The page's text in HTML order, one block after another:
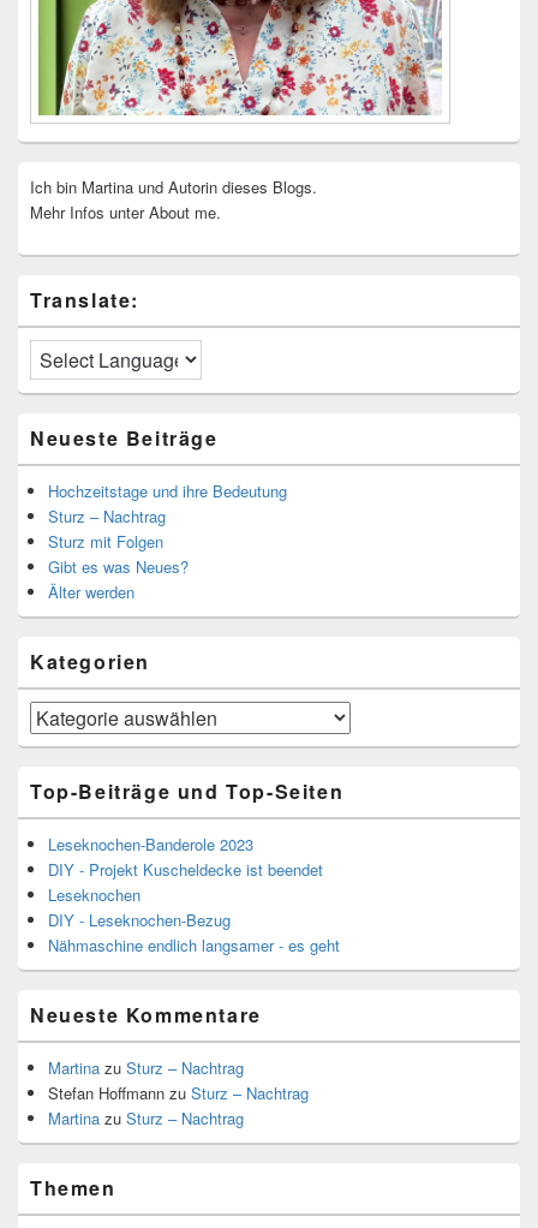
Ich bin Martina und Autorin dieses Blogs.
Mehr Infos unter About me.
Translate:
Neueste Beiträge
Hochzeitstage und ihre Bedeutung
Sturz – Nachtrag
Sturz mit Folgen
Gibt es was Neues?
Älter werden
Kategorien
Kategorien
Top-Beiträge und Top-Seiten
Leseknochen-Banderole 2023
DIY - Projekt Kuscheldecke ist beendet
Leseknochen
DIY - Leseknochen-Bezug
Nähmaschine endlich langsamer - es geht
Neueste Kommentare
Martina zu Sturz – Nachtrag
Stefan Hoffmann zu Sturz – Nachtrag
Martina zu Sturz – Nachtrag
Themen